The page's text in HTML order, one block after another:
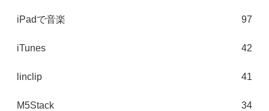
iPadで音楽 97
iTunes 42
linclip 41
M5Stack 34